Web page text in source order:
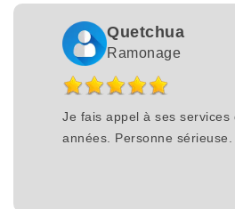
Quetchua
Ramonage
Je fais appel à ses services
années. Personne